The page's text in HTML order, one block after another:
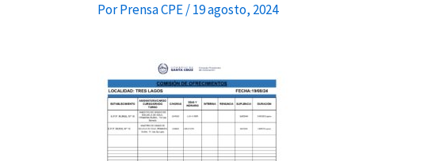
PorPrensa CPE/19 agosto, 2024